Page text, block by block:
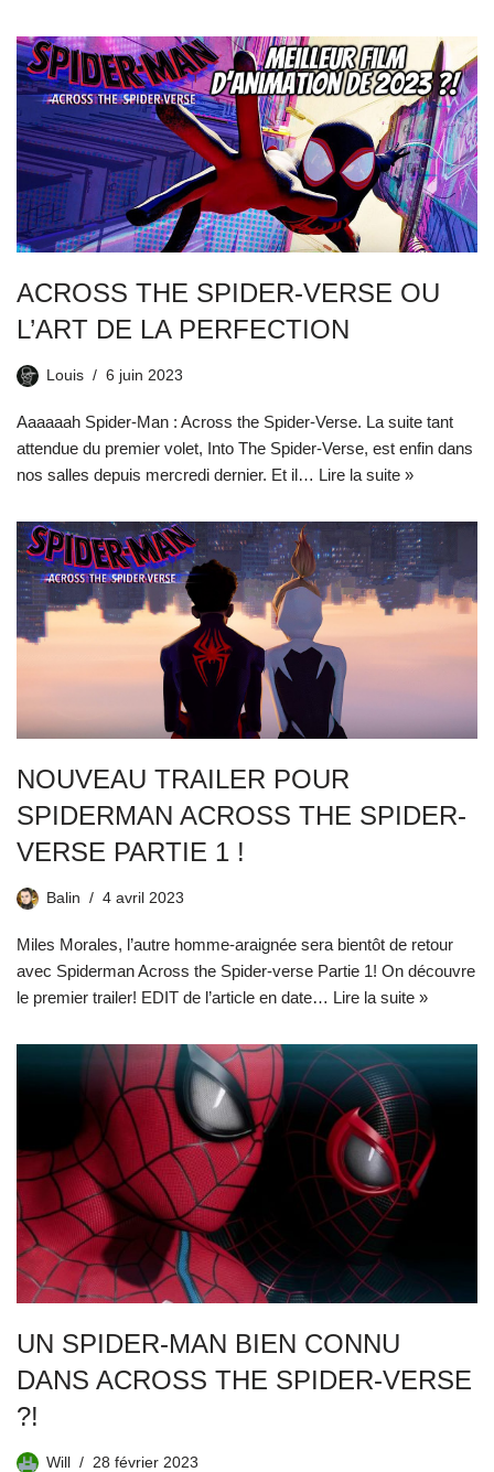
ACROSS THE SPIDER-VERSE OU
L’ART DE LA PERFECTION
Louis 6 juin 2023
Aaaaaah Spider-Man : Across the Spider-Verse. La suite tant
attendue du premier volet, Into The Spider-Verse, est enfin dans
nos salles depuis mercredi dernier. Et il… Lire la suite »
NOUVEAU TRAILER POUR
SPIDERMAN ACROSS THE SPIDER-
VERSE PARTIE 1 !
Balin 4 avril 2023
Miles Morales, l’autre homme-araignée sera bientôt de retour
avec Spiderman Across the Spider-verse Partie 1! On découvre
le premier trailer! EDIT de l’article en date… Lire la suite »
UN SPIDER-MAN BIEN CONNU
DANS ACROSS THE SPIDER-VERSE
?!
Will 28 février 2023